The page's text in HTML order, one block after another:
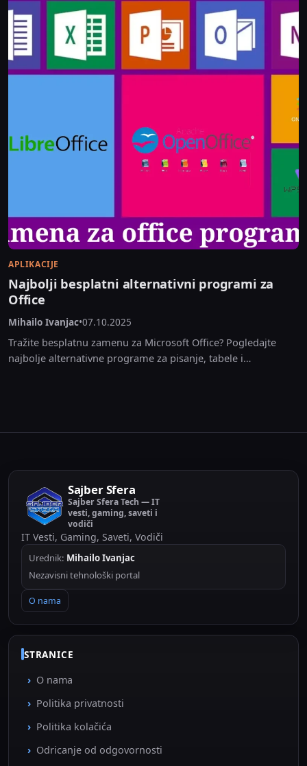
APLIKACIJE
Najbolji besplatni alternativni programi za
Office
Mihailo Ivanjac•07.10.2025
Tražite besplatnu zamenu za Microsoft Office? Pogledajte
najbolje alternativne programe za pisanje, tabele i
Sajber Sfera
Sajber Sfera Tech — IT
vesti, gaming, saveti i
vodiči
IT Vesti, Gaming, Saveti, Vodiči
Urednik: Mihailo Ivanjac
Nezavisni tehnološki portal
O nama
STRANICE
O nama
Politika privatnosti
Politika kolačića
Odricanje od odgovornosti